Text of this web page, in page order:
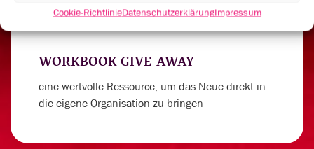
Cookie-RichtlinieDatenschutzerklärungImpressum
WORKBOOK GIVE-AWAY
eine wertvolle Ressource, um das Neue direkt in
die eigene Organisation zu bringen